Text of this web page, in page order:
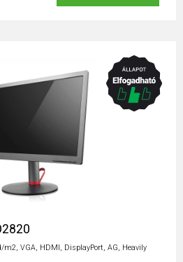
m2, VGA, HDMI, DisplayPort, AG, Heavily